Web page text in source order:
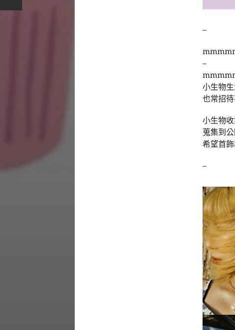
–
–
小生物
也常招
小生物
蒐集到
希望首
–